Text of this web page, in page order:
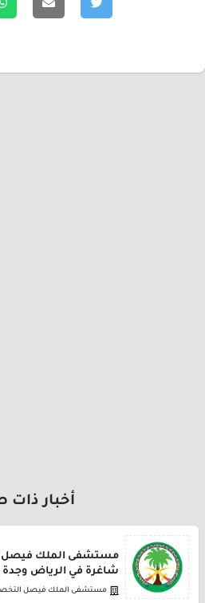
أخبار ذات
مستشفى الملك فيصل
شاغرة في الرياض وجدة
مستشفى الملك فيصل